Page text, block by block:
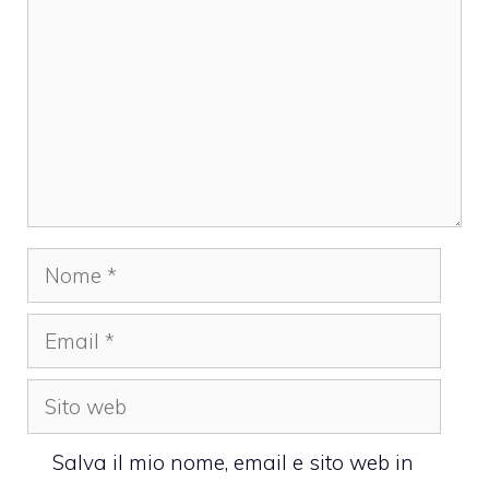
Nome
Email
Sito
web
Salva il mio nome, email e sito web in